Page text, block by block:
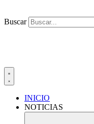
Buscar
INICIO
NOTICIAS